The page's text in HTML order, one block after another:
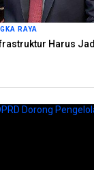
RAYA
Harus